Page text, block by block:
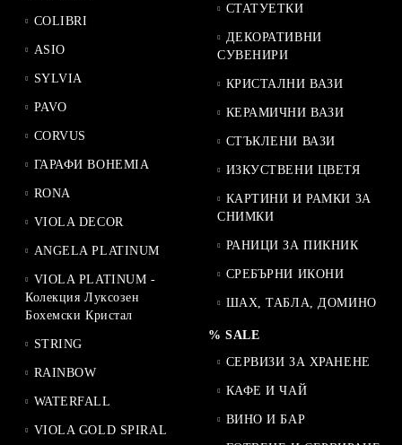
COLIBRI
ASIO
SYLVIA
PAVO
CORVUS
ГАРАФИ BOHEMIA
RONA
VIOLA DECOR
ANGELA PLATINUM
VIOLA PLATINUM -
Колекция Луксозен
Бохемски Кристал
STRING
RAINBOW
WATERFALL
VIOLA GOLD SPIRAL
СТАТУЕТКИ
ДЕКОРАТИВНИ
СУВЕНИРИ
КРИСТАЛНИ ВАЗИ
КЕРАМИЧНИ ВАЗИ
СТЪКЛЕНИ ВАЗИ
ИЗКУСТВЕНИ ЦВЕТЯ
КАРТИНИ И РАМКИ ЗА
СНИМКИ
РАНИЦИ ЗА ПИКНИК
СРЕБЪРНИ ИКОНИ
ШАХ, ТАБЛА, ДОМИНО
% SALE
СЕРВИЗИ ЗА ХРАНЕНЕ
КАФЕ И ЧАЙ
ВИНО И БАР